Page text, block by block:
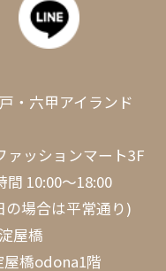
・六甲アイランド
ァッションマート3F
10:00～18:00
場合は平常通り)
屋橋
橋odona1階